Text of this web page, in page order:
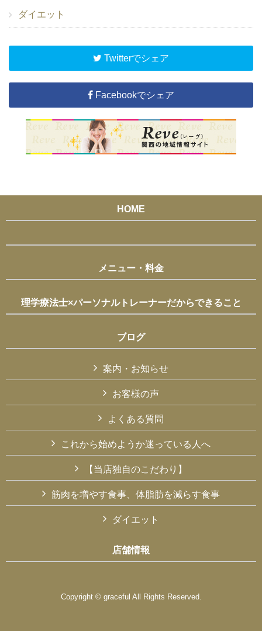
ダイエット
Twitterでシェア
Facebookでシェア
HOME
メニュー・料金
理学療法士×パーソナルトレーナーだからできること
ブログ
案内・お知らせ
お客様の声
よくある質問
これから始めようか迷っている人へ
【当店独自のこだわり】
筋肉を増やす食事、体脂肪を減らす食事
ダイエット
店舗情報
Copyright © graceful All Rights Reserved.